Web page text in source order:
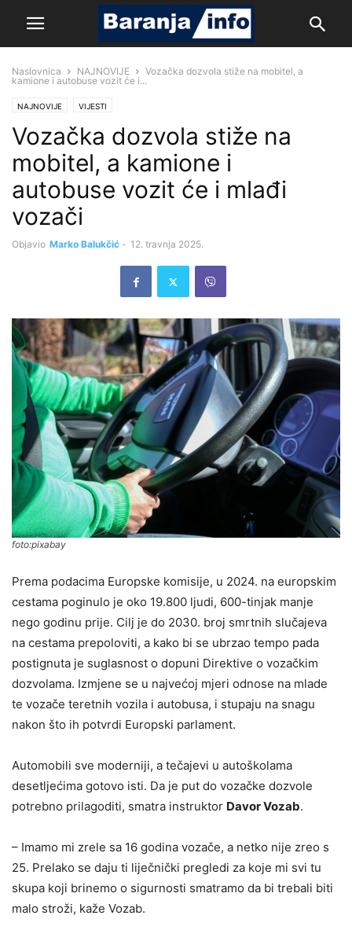
Naslovnica NAJNOVIJE
Vozačka dozvola stiže na mobitel, a
kamione i autobuse vozit će i...
NAJNOVIJE VIJESTI
Vozačka dozvola stiže na
mobitel, a kamione i
autobuse vozit će i mlađi
vozači
Objavio Marko Balukčić - 12. travnja 2025.
foto:pixabay
Prema podacima Europske komisije, u 2024. na europskim
cestama poginulo je oko 19.800 ljudi, 600-tinjak manje
nego godinu prije. Cilj je do 2030. broj smrtnih slučajeva
na cestama prepoloviti, a kako bi se ubrzao tempo pada
postignuta je suglasnost o dopuni Direktive o vozačkim
dozvolama. Izmjene se u najvećoj mjeri odnose na mlade
te vozače teretnih vozila i autobusa, i stupaju na snagu
nakon što ih potvrdi Europski parlament.
Automobili sve moderniji, a tečajevi u autoškolama
desetljećima gotovo isti. Da je put do vozačke dozvole
potrebno prilagoditi, smatra instruktor Davor Vozab.
– Imamo mi zrele sa 16 godina vozače, a netko nije zreo s
25. Prelako se daju ti liječnički pregledi za koje mi svi tu
skupa koji brinemo o sigurnosti smatramo da bi trebali biti
malo stroži, kaže Vozab.